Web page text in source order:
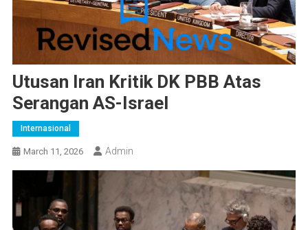
Utusan Iran Kritik DK PBB Atas
Serangan AS-Israel
Internasional
March 11, 2026 Admin